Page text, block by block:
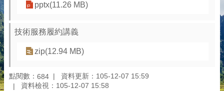
pptx(11.26 MB)
技術服務履約講義
zip(12.94 MB)
點閱數： 684
資料更新：105-12-07 15:59
資料檢視：105-12-07 15:58